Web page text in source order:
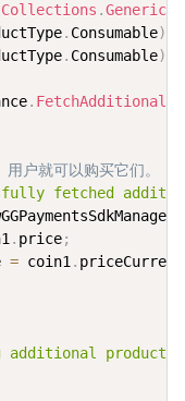
Collections .Generic
. Consumable)
. Consumable)
.
户就可以购买它们。
fetched
. price;
= coin1 .
additional